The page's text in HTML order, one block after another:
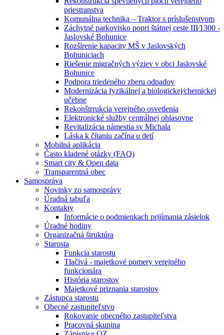
priestranstva
Komunálna technika – Traktor s príslušenstvom
Záchytné parkovisko popri štátnej ceste III⁄1300 -
Jaslovské Bohunice
Rozšírenie kapacity MŠ v Jaslovských
Bohuniciach
Riešenie migračných výziev v obci Jaslovské
Bohunice
Podpora triedeného zberu odpadov
Modernizácia fyzikálnej a biologickej⁄chemickej
učebne
Rekonštrrukcia verejného osvetlenia
Elektronické služby centrálnej ohlasovne
Revitalizácia námestia sv Michala
Láska k čítaniu začína u detí
Mobilná aplikácia
Často kladené otázky (FAQ)
Smart city & Open data
Transparentná obec
Samospráva
Novinky zo samosprávy
Úradná tabuľa
Kontakty
Informácie o podmienkach prijímania zásielok
Úradné hodiny
Organizačná štruktúra
Starosta
Funkcia starostu
Tlačivá - majetkové pomery verejného
funkcionára
História starostov
Majetkové priznania starostov
Zástupca starostu
Obecné zastupiteľstvo
Rokovanie obecného zastupiteľstva
Pracovná skupina